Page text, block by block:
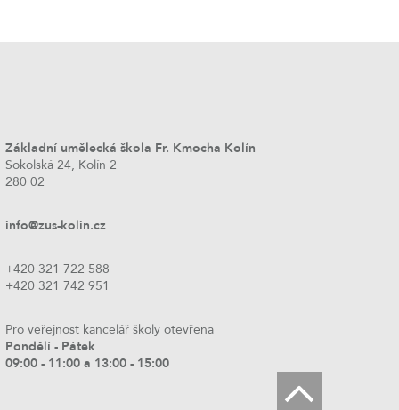
Základní umělecká škola Fr. Kmocha Kolín
Sokolská 24, Kolín 2
280 02
info@zus-kolin.cz
+420 321 722 588
+420 321 742 951
Pro veřejnost kancelář školy otevřena
Pondělí - Pátek
09:00 - 11:00 a 13:00 - 15:00